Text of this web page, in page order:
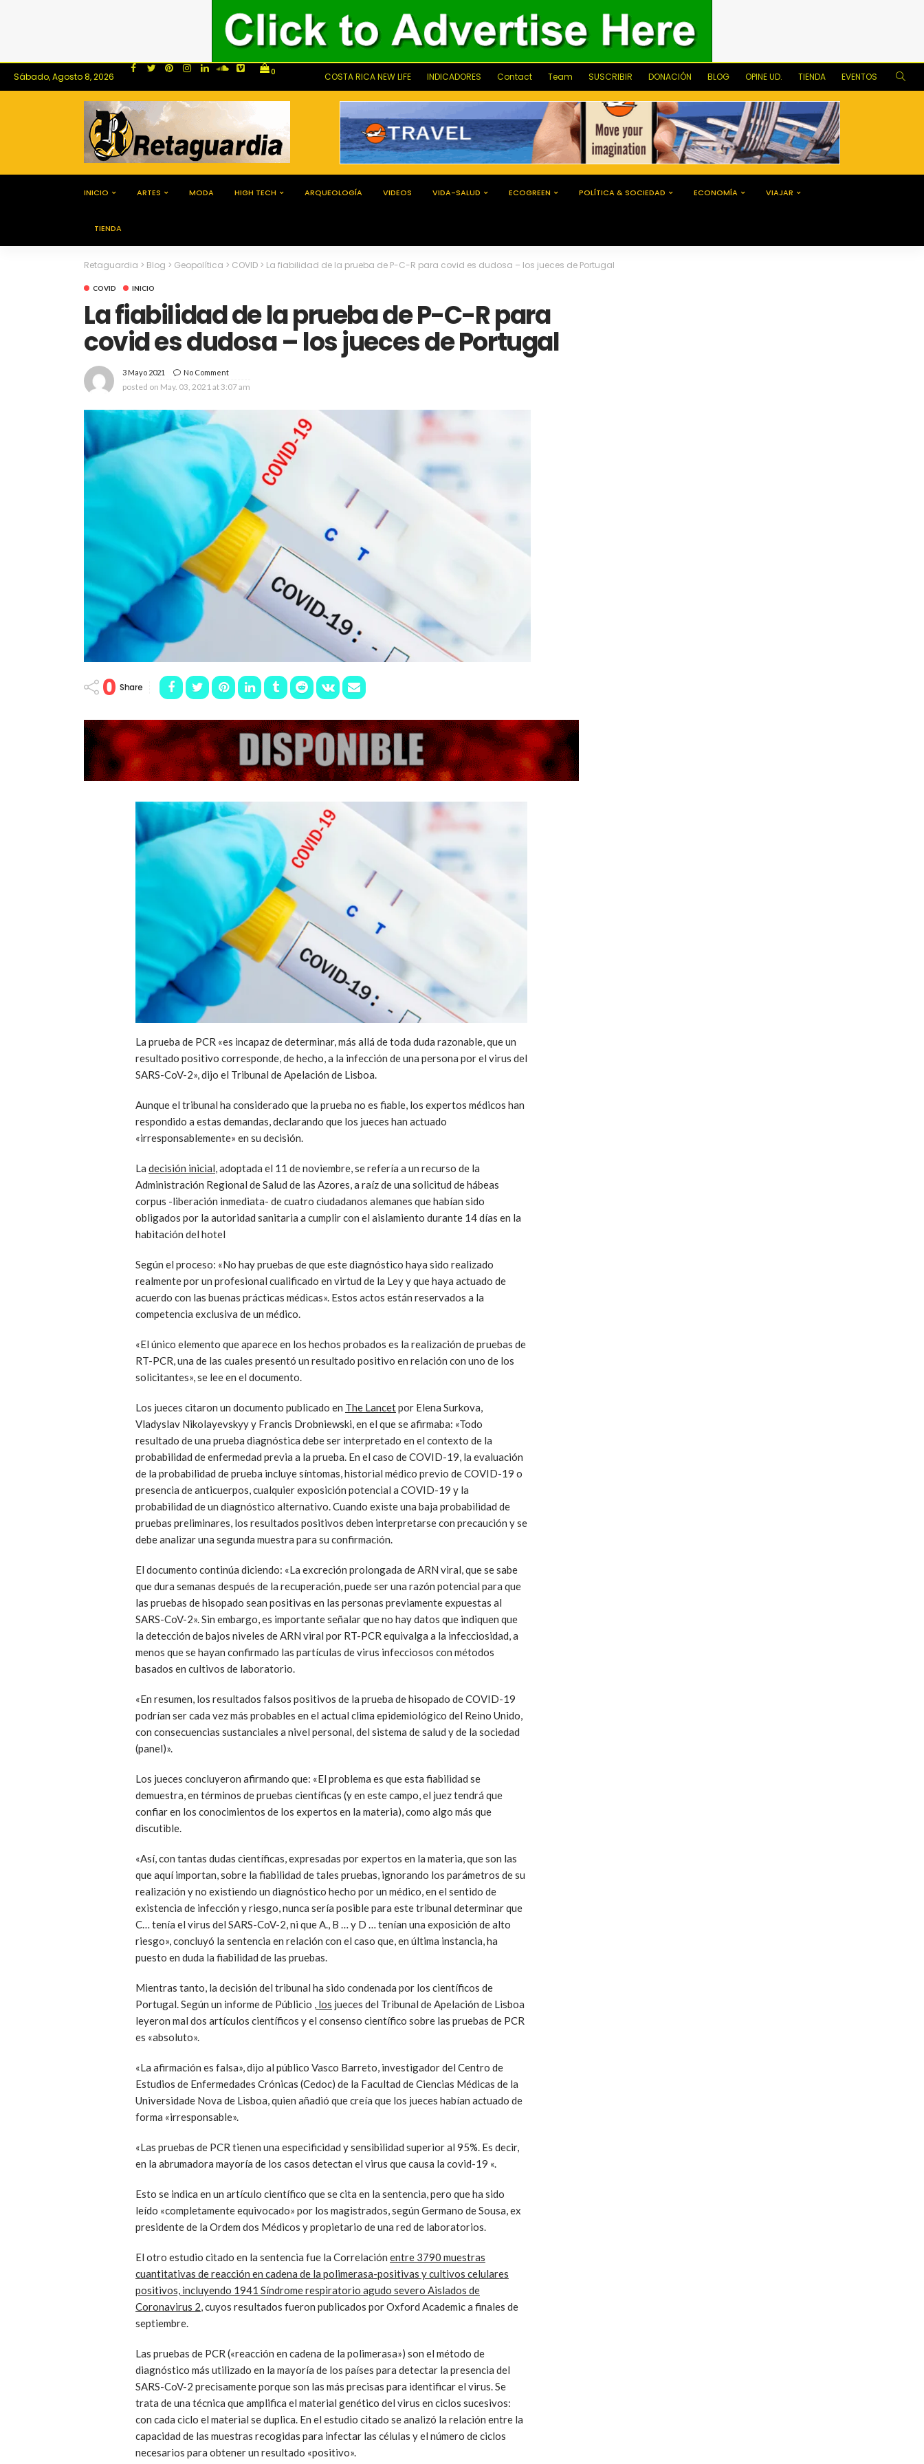
Sábado, Agosto 8, 2026 0 COSTA RICA NEW LIFE INDICADORES Contact Team SUSCRIBIR DONACIÓN BLOG OPINE UD. TIENDA EVENTOS
INICIO ARTES MODA HIGH TECH ARQUEOLOGÍA VIDEOS VIDA-SALUD ECOGREEN POLÍTICA & SOCIEDAD ECONOMÍA VIAJAR
TIENDA
Retaguardia > Blog > Geopolítica > COVID > La fiabilidad de la prueba de P-C-R para covid es dudosa – los jueces de Portugal
COVID INICIO
La fiabilidad de la prueba de P-C-R para
covid es dudosa – los jueces de Portugal
3 Mayo 2021 No Comment
posted on May. 03, 2021 at 3:07 am
0 Share
La prueba de PCR «es incapaz de determinar, más allá de toda duda razonable, que un
resultado positivo corresponde, de hecho, a la infección de una persona por el virus del
SARS-CoV-2», dijo el Tribunal de Apelación de Lisboa.
Aunque el tribunal ha considerado que la prueba no es fiable, los expertos médicos han
respondido a estas demandas, declarando que los jueces han actuado
«irresponsablemente» en su decisión.
La decisión inicial , adoptada el 11 de noviembre, se refería a un recurso de la
Administración Regional de Salud de las Azores, a raíz de una solicitud de hábeas
corpus -liberación inmediata- de cuatro ciudadanos alemanes que habían sido
obligados por la autoridad sanitaria a cumplir con el aislamiento durante 14 días en la
habitación del hotel
Según el proceso: «No hay pruebas de que este diagnóstico haya sido realizado
realmente por un profesional cualificado en virtud de la Ley y que haya actuado de
acuerdo con las buenas prácticas médicas». Estos actos están reservados a la
competencia exclusiva de un médico.
«El único elemento que aparece en los hechos probados es la realización de pruebas de
RT-PCR, una de las cuales presentó un resultado positivo en relación con uno de los
solicitantes», se lee en el documento.
Los jueces citaron un documento publicado en The Lancetpor Elena Surkova,
Vladyslav Nikolayevskyy y Francis Drobniewski, en el que se afirmaba: «Todo
resultado de una prueba diagnóstica debe ser interpretado en el contexto de la
probabilidad de enfermedad previa a la prueba. En el caso de COVID-19, la evaluación
de la probabilidad de prueba incluye síntomas, historial médico previo de COVID-19 o
presencia de anticuerpos, cualquier exposición potencial a COVID-19 y la
probabilidad de un diagnóstico alternativo. Cuando existe una baja probabilidad de
pruebas preliminares, los resultados positivos deben interpretarse con precaución y se
debe analizar una segunda muestra para su confirmación.
El documento continúa diciendo: «La excreción prolongada de ARN viral, que se sabe
que dura semanas después de la recuperación, puede ser una razón potencial para que
las pruebas de hisopado sean positivas en las personas previamente expuestas al
SARS-CoV-2». Sin embargo, es importante señalar que no hay datos que indiquen que
la detección de bajos niveles de ARN viral por RT-PCR equivalga a la infecciosidad, a
menos que se hayan confirmado las partículas de virus infecciosos con métodos
basados en cultivos de laboratorio.
«En resumen, los resultados falsos positivos de la prueba de hisopado de COVID-19
podrían ser cada vez más probables en el actual clima epidemiológico del Reino Unido,
con consecuencias sustanciales a nivel personal, del sistema de salud y de la sociedad
(panel)».
Los jueces concluyeron afirmando que: «El problema es que esta fiabilidad se
demuestra, en términos de pruebas científicas (y en este campo, el juez tendrá que
confiar en los conocimientos de los expertos en la materia), como algo más que
discutible.
«Así, con tantas dudas científicas, expresadas por expertos en la materia, que son las
que aquí importan, sobre la fiabilidad de tales pruebas, ignorando los parámetros de su
realización y no existiendo un diagnóstico hecho por un médico, en el sentido de
existencia de infección y riesgo, nunca sería posible para este tribunal determinar que
C… tenía el virus del SARS-CoV-2, ni que A., B … y D … tenían una exposición de alto
riesgo», concluyó la sentencia en relación con el caso que, en última instancia, ha
puesto en duda la fiabilidad de las pruebas.
Mientras tanto, la decisión del tribunal ha sido condenada por los científicos de
Portugal. Según un informe de Públicio
, los jueces del Tribunal de Apelación de Lisboa
leyeron mal dos artículos científicos y el consenso científico sobre las pruebas de PCR
es «absoluto».
«La afirmación es falsa», dijo al público Vasco Barreto, investigador del Centro de
Estudios de Enfermedades Crónicas (Cedoc) de la Facultad de Ciencias Médicas de la
Universidade Nova de Lisboa, quien añadió que creía que los jueces habían actuado de
forma «irresponsable».
«Las pruebas de PCR tienen una especificidad y sensibilidad superior al 95%. Es decir,
en la abrumadora mayoría de los casos detectan el virus que causa la covid-19 «.
Esto se indica en un artículo científico que se cita en la sentencia, pero que ha sido
leído «completamente equivocado» por los magistrados, según Germano de Sousa, ex
presidente de la Ordem dos Médicos y propietario de una red de laboratorios.
El otro estudio citado en la sentencia fue la Correlación entre 3790 muestras
cuantitativas de reacción en cadena de la polimerasa-positivas y cultivos celulares
positivos, incluyendo 1941 Síndrome respiratorio agudo severo Aislados de
Coronavirus 2 , cuyos resultados fueron publicados por Oxford Academic a finales de
septiembre.
Las pruebas de PCR («reacción en cadena de la polimerasa») son el método de
diagnóstico más utilizado en la mayoría de los países para detectar la presencia del
SARS-CoV-2 precisamente porque son las más precisas para identificar el virus. Se
trata de una técnica que amplifica el material genético del virus en ciclos sucesivos:
con cada ciclo el material se duplica. En el estudio citado se analizó la relación entre la
capacidad de las muestras recogidas para infectar las células y el número de ciclos
necesarios para obtener un resultado «positivo».